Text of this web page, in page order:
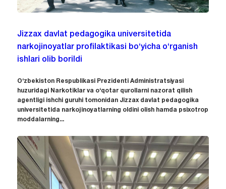
Jizzax davlat pedagogika universitetida
narkojinoyatlar profilaktikasi bo‘yicha o‘rganish
ishlari olib borildi
O‘zbekiston Respublikasi Prezidenti Administratsiyasi
huzuridagi Narkotiklar va o‘qotar qurollarni nazorat qilish
agentligi ishchi guruhi tomonidan Jizzax davlat pedagogika
universitetida narkojinoyatlarning oldini olish hamda psixotrop
moddalarning...